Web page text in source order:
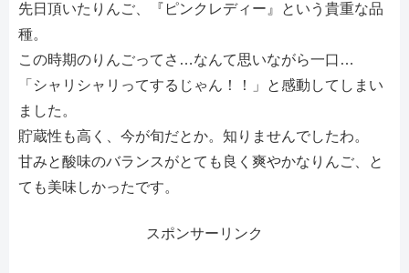
先日頂いたりんご、『ピンクレディー』という貴重な品
種。
この時期のりんごってさ…なんて思いながら一口…
「シャリシャリってするじゃん！！」と感動してしまい
ました。
貯蔵性も高く、今が旬だとか。知りませんでしたわ。
甘みと酸味のバランスがとても良く爽やかなりんご、と
ても美味しかったです。
スポンサーリンク